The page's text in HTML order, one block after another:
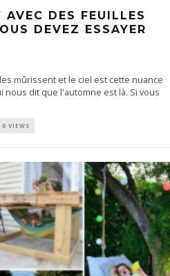
DES FEUILLES
DEVEZ ESSAYER
mûrissent et le ciel est cette nuance
dit que l'automne est là. Si vous
0 VIEWS